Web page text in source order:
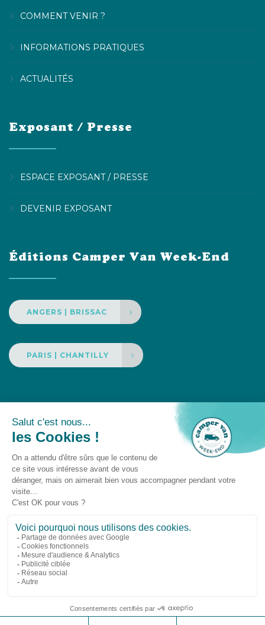
COMMENT VENIR ?
INFORMATIONS PRATIQUES
ACTUALITÉS
Exposant / Presse
ESPACE EXPOSANT / PRESSE
DEVENIR EXPOSANT
Éditions Camper Van Week-End
ANGERS | BRISSAC
PARIS | CHANTILLY
Un événement
Camper Van Week-End © 2025 -
cookies-Droit à l'oubli